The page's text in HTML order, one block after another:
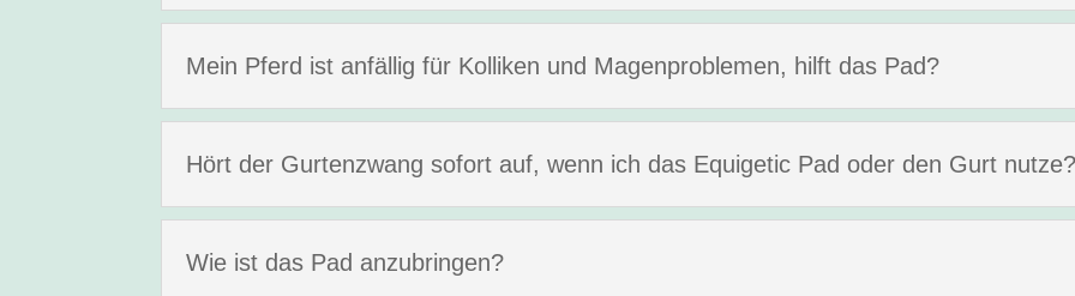
Mein Pferd ist anfällig für Kolliken und Magenproblemen, hilft das Pad?
Hört der Gurtenzwang sofort auf, wenn ich das Equigetic Pad oder den Gurt
Wie ist das Pad anzubringen?